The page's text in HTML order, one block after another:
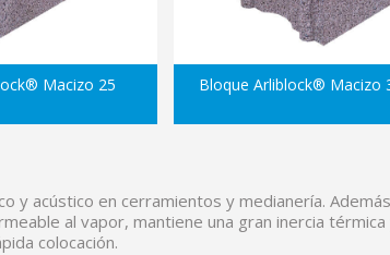
Macizo 25 Bloque Arliblock® Macizo
y acústico en cerramientos y medianería.
al vapor, mantiene una gran inercia térmica
colocación.